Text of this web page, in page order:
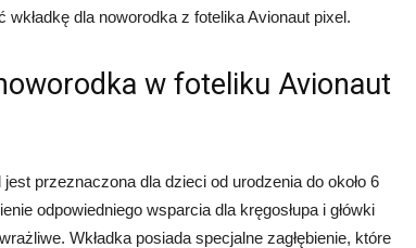
dla noworodka z fotelika Avionaut pixel.
w foteliku Avionaut
przeznaczona dla dzieci od urodzenia do około 6
odpowiedniego wsparcia dla kręgosłupa i główki
Wkładka posiada specjalne zagłębienie, które